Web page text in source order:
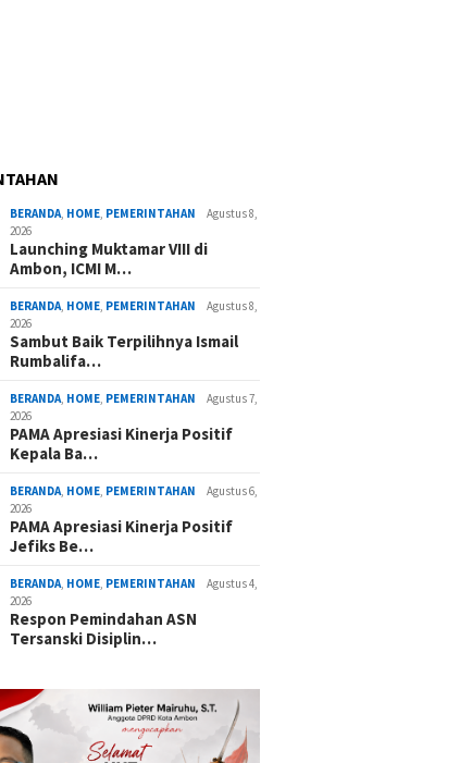
BERANDA, HOME, PEMERINTAHAN
Agustus 8,
2026
Launching Muktamar VIII di
Ambon, ICMI M…
BERANDA, HOME, PEMERINTAHAN
Agustus 8,
2026
Sambut Baik Terpilihnya Ismail
Rumbalifa…
BERANDA, HOME, PEMERINTAHAN
Agustus 7,
2026
PAMA Apresiasi Kinerja Positif
Kepala Ba…
BERANDA, HOME, PEMERINTAHAN
Agustus 6,
2026
PAMA Apresiasi Kinerja Positif
Jefiks Be…
BERANDA, HOME, PEMERINTAHAN
Agustus 4,
2026
Respon Pemindahan ASN
Tersanski Disiplin…